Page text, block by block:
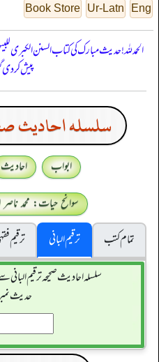
Eng
Ur-Latn
Book Store
الحمدللہ! حدیث مبارک کی کتاب السنن
پیش کر
سلسله احاديث
ابواب احادیث
سوانح حیات: محمد ناصر
تمام کتب
ترقیم البانی ترقيم
سلسله احاديث صحيحه ترقیم البانی
حدیث